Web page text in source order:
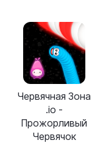
Червячная Зона
.io -
Прожорливый
Червячок